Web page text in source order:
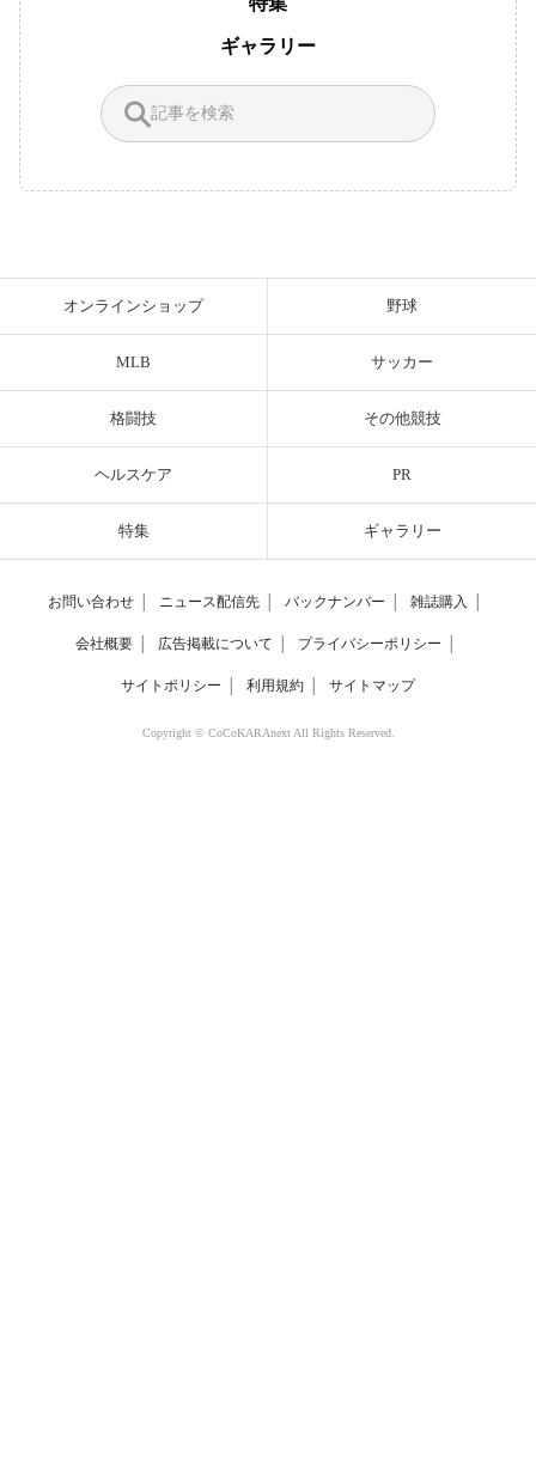
ギャラリー
オンラインショップ 野球
MLB サッカー
格闘技 その他競技
ヘルスケア PR
特集 ギャラリー
お問い合わせ ニュース配信先 バックナンバー 雑誌購入
会社概要 広告掲載について プライバシーポリシー
サイトポリシー 利用規約 サイトマップ
Copyright © CoCoKARAnext All Rights Reserved.